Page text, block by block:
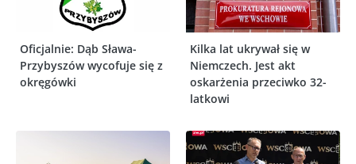
Oficjalnie: Dąb Sława-
Przybyszów wycofuje się z
okręgówki
Kilka lat ukrywał się w
Niemczech. Jest akt
oskarżenia przeciwko 32-
latkowi